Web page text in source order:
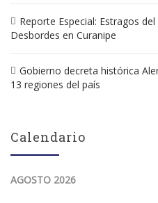
Reporte Especial: Estragos
Desbordes en Curanipe
Gobierno decreta histórica
13 regiones del país
Calendario
AGOSTO 2026